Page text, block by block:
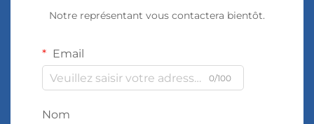
Notre représentant vous contactera bientôt.
Email
0/100
Nom